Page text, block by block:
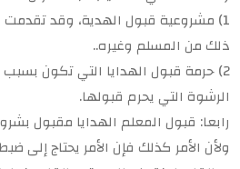
1) مشروعية قبول الهدية، وقد
ذلك من المسلم وغيره..
2) حرمة قبول الهدايا التي تكون
الرشوة التي يحرم قبولها.
رابعا: قبول المعلم الهدايا مقبول
ولأن الأمر كذلك فإن الأمر يحتاج إلى